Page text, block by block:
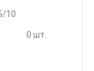
10
0 шт.